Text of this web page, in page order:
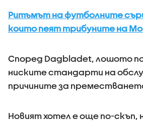
Ритъмът на футболните
които пеят трибуните на
Според Dagbladet, лошото
ниските стандарти на
причините за
Новият хотел е още по-скъп,